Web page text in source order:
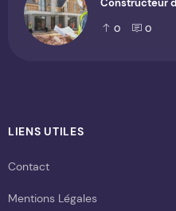
Constructeur
0 0
LIENS UTILES
Contact
Mentions Légales